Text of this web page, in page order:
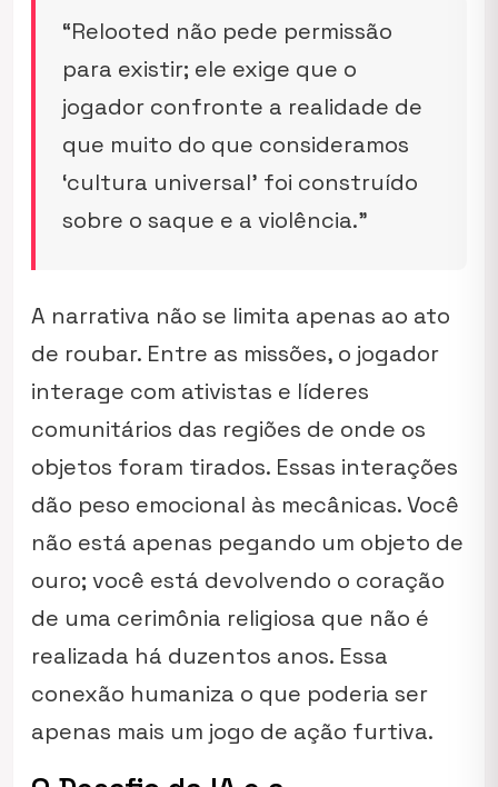
“Relooted não pede permissão
para existir; ele exige que o
jogador confronte a realidade de
que muito do que consideramos
‘cultura universal’ foi construído
sobre o saque e a violência.”
A narrativa não se limita apenas ao ato
de roubar. Entre as missões, o jogador
interage com ativistas e líderes
comunitários das regiões de onde os
objetos foram tirados. Essas interações
dão peso emocional às mecânicas. Você
não está apenas pegando um objeto de
ouro; você está devolvendo o coração
de uma cerimônia religiosa que não é
realizada há duzentos anos. Essa
conexão humaniza o que poderia ser
apenas mais um jogo de ação furtiva.